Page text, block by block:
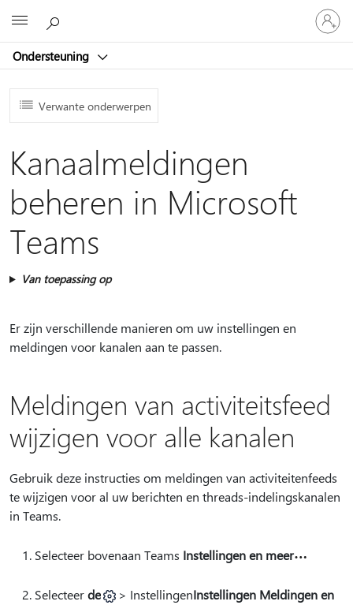
Ondersteuning
Meld
je
aan
je
Verwante onderwerpen
Kanaalmeldingen
beheren in Microsoft
Teams
Van toepassing op
Er zijn verschillende manieren om uw instellingen en
meldingen voor kanalen aan te passen.
Meldingen van activiteitsfeed
wijzigen voor alle kanalen
Gebruik deze instructies om meldingen van activiteitenfeeds
te wijzigen voor al uw berichten en threads-indelingskanalen
in Teams.
Selecteer bovenaan Teams Instellingen en meer
Selecteerde > InstellingenInstellingen Meldingen en